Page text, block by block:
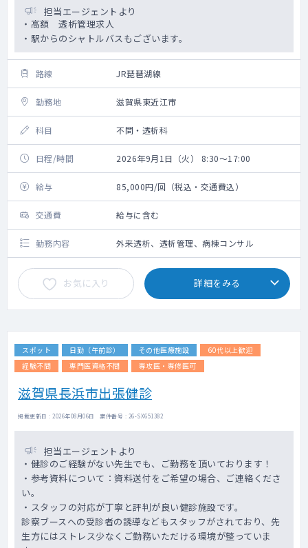
担当エージェントより
・高額 透析管理求人
・駅からのシャトルバスもございます。
路線 JR琵琶湖線
勤務地 滋賀県東近江市
科目 不問・透析科
日程/時間 2026年9月1日（火） 8:30～17:00
給与 85,000円/回（税込・交通費込）
交通費 給与に含む
勤務内容 外来透析、透析管理、病棟コンサル
お気に入り 詳細をみる
スポット 日勤（午前診） その他医療施設
60代以上歓迎
経験不問
専門医資格不問 専攻医・専修医可
滋賀県長浜市出張健診
掲載更新日 : 2026年08月06日 案件番号 : 26-SX651382
担当エージェントより
・健診のご経験がない先生でも、ご勤務を頂いております！
・参考資料について：資料送付をご希望の場合、ご連絡くださ
い。
・スタッフの対応が丁寧と評判が良い健診施設です。
診察ブースへの受診者の誘導などもスタッフがされており、先
生方にはストレス少なくご勤務いただける環境が整っていま